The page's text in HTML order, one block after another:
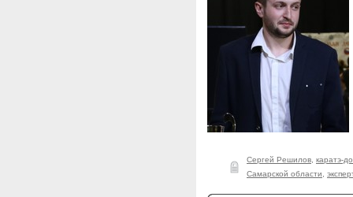
Сергей Решилов каратэ-до
Самарской области